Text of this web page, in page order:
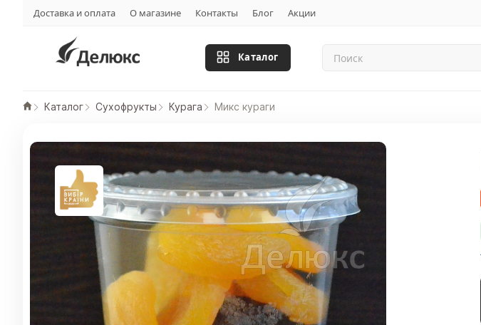
Доставка и оплата О магазине Контакты Блог Акции
Каталог
Каталог Сухофрукты Курага Микс кураги